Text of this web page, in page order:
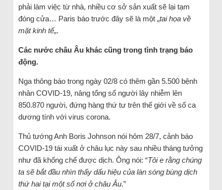
phải làm việc từ nhà, nhiều cơ sở sản xuất sẽ lại tạm
đóng cửa… Paris báo trước đây sẽ là một „tai họa về
mặt kinh tế„.
Các nước châu Âu khác cũng trong tình trạng báo
động.
Nga thông báo trong ngày 02/8 có thêm gần 5.500 bệnh
nhân COVID-19, nâng tổng số người lây nhiễm lên
850.870 người, đứng hàng thứ tư trên thế giới về số ca
dương tính với virus corona.
Thủ tướng Anh Boris Johnson nói hôm 28/7, cảnh báo
COVID-19 tái xuất ở châu lục này sau nhiều tháng tưởng
như đã khống chế được dịch. Ông nói: “Tôi e rằng chúng
ta sẽ bắt đầu nhìn thấy dấu hiệu của làn sóng bùng dịch
thứ hai tại một số nơi ở châu Âu.”